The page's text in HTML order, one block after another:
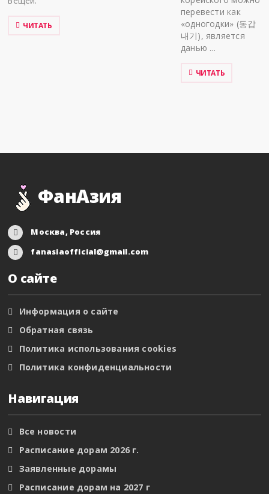
ЧИТАТЬ
перевести как
«одногодки» (동갑
내기), является
данью ...
ЧИТАТЬ
ФанАзия
Москва, Россия
fanasiaofficial@gmail.com
О сайте
Информация о сайте
Обратная связь
Политика использования cookies
Политика конфиденциальности
Навигация
Все новости
Расписание дорам 2026 г.
Заявленные дорамы
Расписание дорам на 2027 г